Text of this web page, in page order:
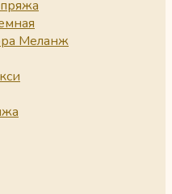
Меланж